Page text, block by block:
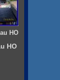
HO
HO